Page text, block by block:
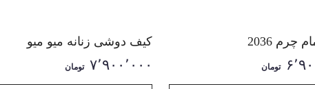
چرم 2036
تومان
کیف دوشی زنانه میو میو
۷٬۹۰۰٬۰۰۰ تومان